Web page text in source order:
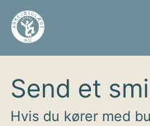
Fortsæt
Arbejdsglæde
Udgivet
Send et
Hvis du kører med